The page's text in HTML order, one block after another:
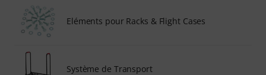
Eléments pour Racks & Flight Cases
Système de Transport